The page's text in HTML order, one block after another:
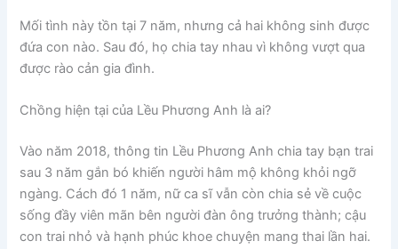
Mối tình này tồn tại 7 năm, nhưng cả hai không sinh được
đứa con nào. Sau đó, họ chia tay nhau vì không vượt qua
được rào cản gia đình.
Chồng hiện tại của Lều Phương Anh là ai?
Vào năm 2018, thông tin Lều Phương Anh chia tay bạn trai
sau 3 năm gắn bó khiến người hâm mộ không khỏi ngỡ
ngàng. Cách đó 1 năm, nữ ca sĩ vẫn còn chia sẻ về cuộc
sống đầy viên mãn bên người đàn ông trưởng thành; cậu
con trai nhỏ và hạnh phúc khoe chuyện mang thai lần hai.